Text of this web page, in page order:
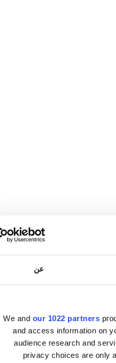
عن
We and our 1022 partners
and access information on
audience research and
privacy choices are only